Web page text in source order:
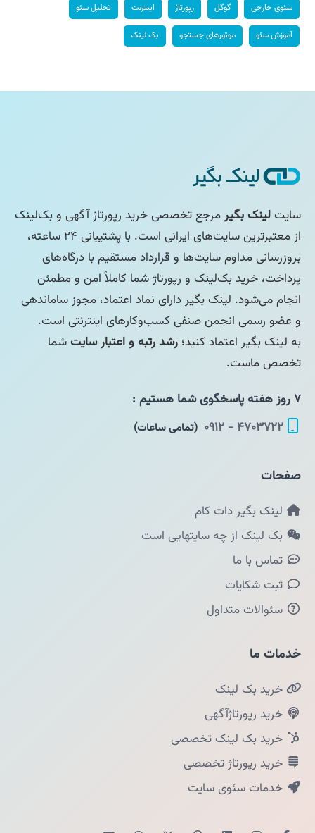
سئوی خارجی گوگل رپورتاژ اینترنت تحلیل سئو
آموزش سئو موتورهای جستجو بک لینک
سایتلینک بگیرمرجع تخصصی خرید رپورتاژ آگهی و بک‌لینک
از معتبرترین سایت‌های ایرانی است. با پشتیبانی ۲۴ ساعته،
بروزرسانی مداوم سایت‌ها و قرارداد مستقیم با درگاه‌های
پرداخت، خرید بک‌لینک و رپورتاژ شما کاملاً امن و مطمئن
انجام می‌شود. لینک بگیر دارای نماد اعتماد، مجوز ساماندهی
و عضو رسمی انجمن صنفی کسب‌وکارهای اینترنتی است.
به لینک بگیر اعتماد کنید؛ رشد رتبه و اعتبار سایتشما
تخصص ماست.
۷ روز هفته پاسخگوی شما هستیم :
۴۷۰۳۷۲۲ - ۰۹۱۲
(تمامی ساعات)
صفحات
لینک بگیر دات کام
بک لینک از چه سایتهایی است
تماس با ما
ثبت شکایات
سئوالات متداول
خدمات ما
خرید بک لینک
خرید رپورتاژآگهی
خرید بک لینک تخصصی
خرید رپورتاژ تخصصی
خدمات سئوی سایت